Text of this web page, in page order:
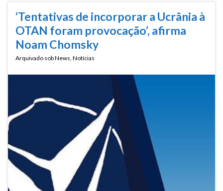
‘Tentativas de incorporar a Ucrânia à
OTAN foram provocação’, afirma
Noam Chomsky
Arquivado sobNews, Notícias